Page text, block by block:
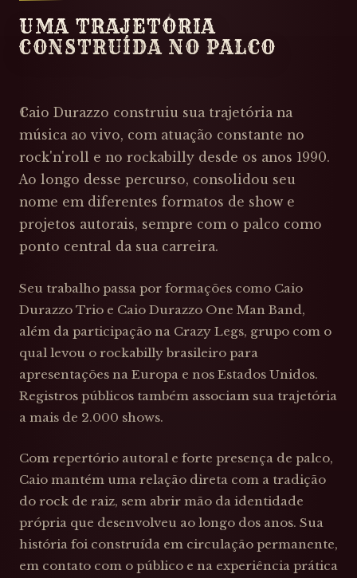
UMA TRAJETÓRIA
CONSTRUÍDA NO PALCO
Caio Durazzo construiu sua trajetória na
música ao vivo, com atuação constante no
rock'n'roll e no rockabilly desde os anos 1990.
Ao longo desse percurso, consolidou seu
nome em diferentes formatos de show e
projetos autorais, sempre com o palco como
ponto central da sua carreira.
Seu trabalho passa por formações como Caio
Durazzo Trio e Caio Durazzo One Man Band,
além da participação na Crazy Legs, grupo com o
qual levou o rockabilly brasileiro para
apresentações na Europa e nos Estados Unidos.
Registros públicos também associam sua trajetória
a mais de 2.000 shows.
Com repertório autoral e forte presença de palco,
Caio mantém uma relação direta com a tradição
do rock de raiz, sem abrir mão da identidade
própria que desenvolveu ao longo dos anos. Sua
história foi construída em circulação permanente,
em contato com o público e na experiência prática